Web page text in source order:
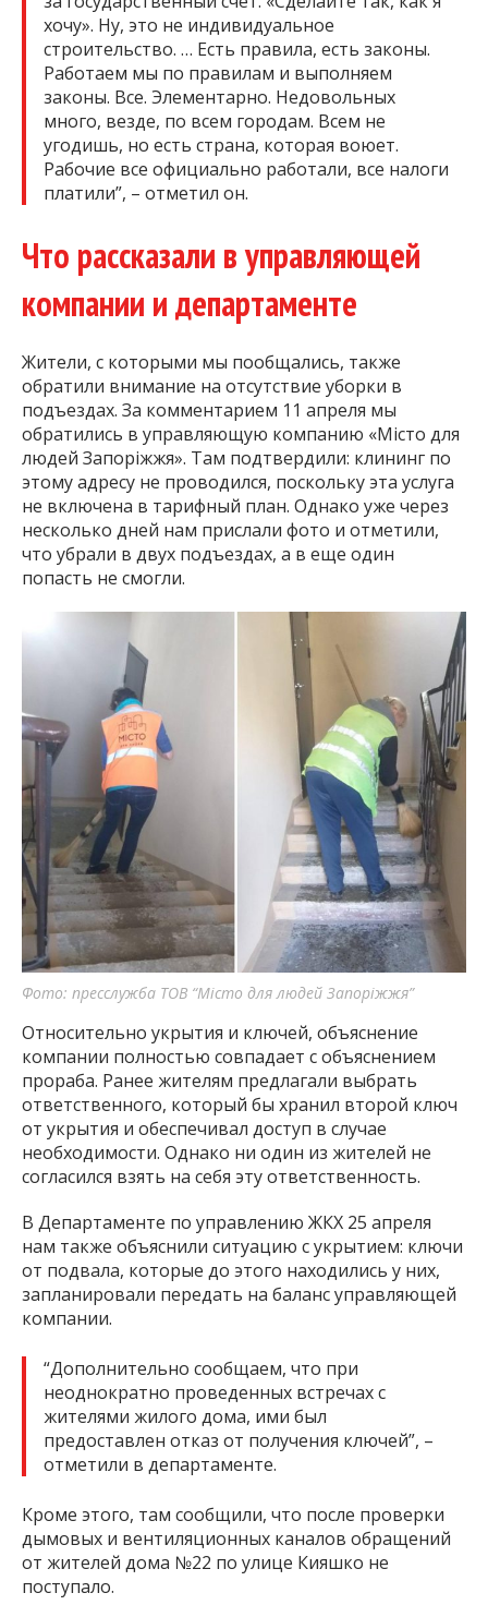
хочу». Ну, это не индивидуальное
строительство. … Есть правила, есть законы.
Работаем мы по правилам и выполняем
законы. Все. Элементарно. Недовольных
много, везде, по всем городам. Всем не
угодишь, но есть страна, которая воюет.
Рабочие все официально работали, все налоги
платили”, – отметил он.
Что рассказали в управляющей
компании и департаменте
Жители, с которыми мы пообщались, также
обратили внимание на отсутствие уборки в
подъездах. За комментарием 11 апреля мы
обратились в управляющую компанию «Місто для
людей Запоріжжя». Там подтвердили: клининг по
этому адресу не проводился, поскольку эта услуга
не включена в тарифный план. Однако уже через
несколько дней нам прислали фото и отметили,
что убрали в двух подъездах, а в еще один
попасть не смогли.
Фото: пресслужба ТОВ “Місто для людей Запоріжжя”
Относительно укрытия и ключей, объяснение
компании полностью совпадает с объяснением
прораба. Ранее жителям предлагали выбрать
ответственного, который бы хранил второй ключ
от укрытия и обеспечивал доступ в случае
необходимости. Однако ни один из жителей не
согласился взять на себя эту ответственность.
В Департаменте по управлению ЖКХ 25 апреля
нам также объяснили ситуацию с укрытием: ключи
от подвала, которые до этого находились у них,
запланировали передать на баланс управляющей
компании.
“Дополнительно сообщаем, что при
неоднократно проведенных встречах с
жителями жилого дома, ими был
предоставлен отказ от получения ключей”, –
отметили в департаменте.
Кроме этого, там сообщили, что после проверки
дымовых и вентиляционных каналов обращений
от жителей дома №22 по улице Кияшко не
поступало.